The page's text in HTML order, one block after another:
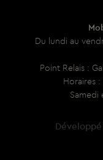
Du lundi au
Point Relais :
Horaires
Samedi